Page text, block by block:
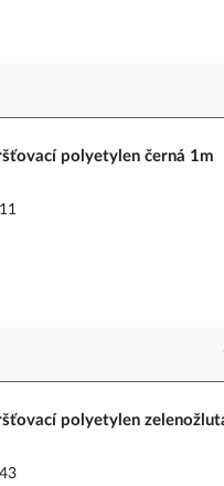
polyetylen černá 1m
polyetylen